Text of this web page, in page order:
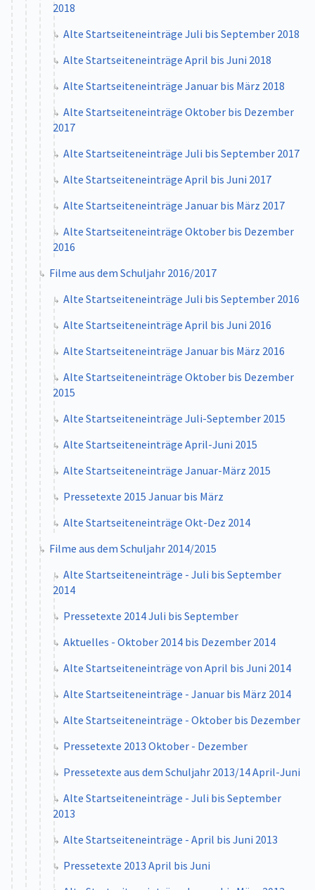
2018
Alte Startseiteneinträge Juli bis September 2018
Alte Startseiteneinträge April bis Juni 2018
Alte Startseiteneinträge Januar bis März 2018
Alte Startseiteneinträge Oktober bis Dezember
2017
Alte Startseiteneinträge Juli bis September 2017
Alte Startseiteneinträge April bis Juni 2017
Alte Startseiteneinträge Januar bis März 2017
Alte Startseiteneinträge Oktober bis Dezember
2016
Filme aus dem Schuljahr 2016/2017
Alte Startseiteneinträge Juli bis September 2016
Alte Startseiteneinträge April bis Juni 2016
Alte Startseiteneinträge Januar bis März 2016
Alte Startseiteneinträge Oktober bis Dezember
2015
Alte Startseiteneinträge Juli-September 2015
Alte Startseiteneinträge April-Juni 2015
Alte Startseiteneinträge Januar-März 2015
Pressetexte 2015 Januar bis März
Alte Startseiteneinträge Okt-Dez 2014
Filme aus dem Schuljahr 2014/2015
Alte Startseiteneinträge - Juli bis September
2014
Pressetexte 2014 Juli bis September
Aktuelles - Oktober 2014 bis Dezember 2014
Alte Startseiteneinträge von April bis Juni 2014
Alte Startseiteneinträge - Januar bis März 2014
Alte Startseiteneinträge - Oktober bis Dezember
Pressetexte 2013 Oktober - Dezember
Pressetexte aus dem Schuljahr 2013/14 April-Juni
Alte Startseiteneinträge - Juli bis September
2013
Alte Startseiteneinträge - April bis Juni 2013
Pressetexte 2013 April bis Juni